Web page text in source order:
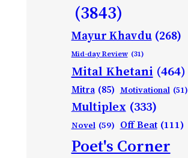
(3843)
Mayur Khavdu (268)
Mid-day Review (31)
Mital Khetani (464)
Mitra (85) Motivational (51)
Multiplex (333)
Novel (59) Off Beat (111)
Poet's Corner